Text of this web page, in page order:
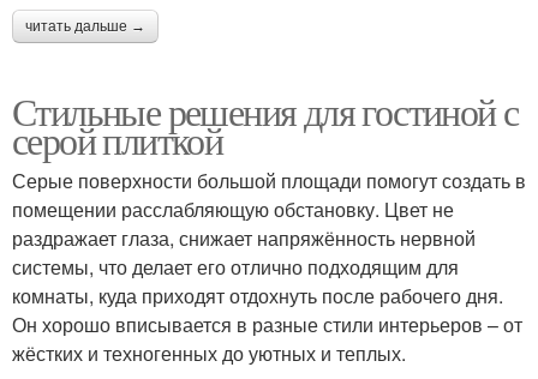
читать дальше →
Стильные решения для гостиной с
серой плиткой
Серые поверхности большой площади помогут создать в
помещении расслабляющую обстановку. Цвет не
раздражает глаза, снижает напряжённость нервной
системы, что делает его отлично подходящим для
комнаты, куда приходят отдохнуть после рабочего дня.
Он хорошо вписывается в разные стили интерьеров – от
жёстких и техногенных до уютных и теплых.